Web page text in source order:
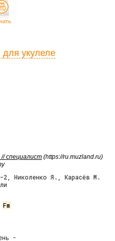
специалист (https://ru.muzland.ru)
Николенко Я., Карасёв М.
Fm
для укулеле